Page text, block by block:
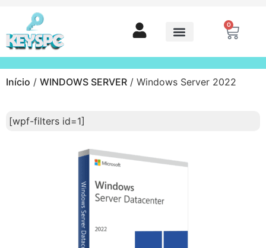
0
Início / WINDOWS SERVER / Windows Server 2022
[wpf-filters id=1]